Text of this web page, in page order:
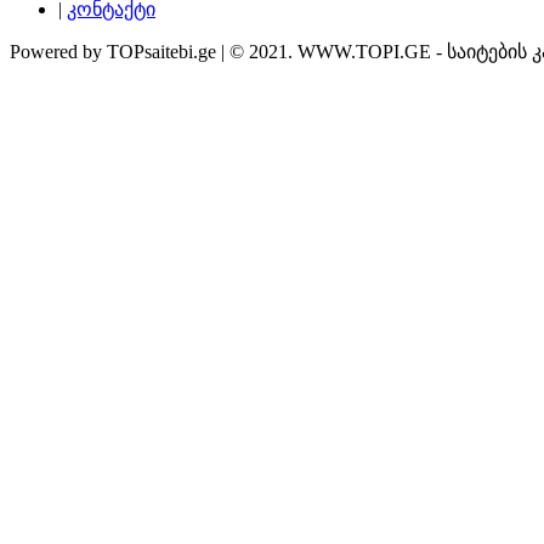
| კონტაქტი
Powered by TOPsaitebi.ge | © 2021. WWW.TOPI.GE -